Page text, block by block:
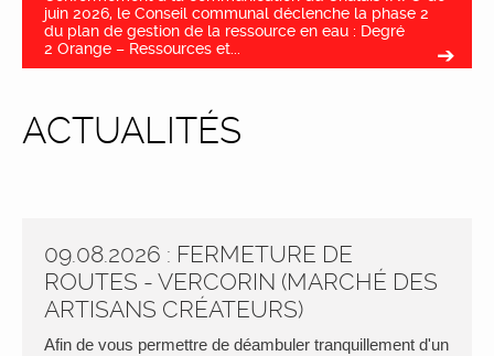
juin 2026, le Conseil communal déclenche la phase 2
du plan de gestion de la ressource en eau : Degré
2 Orange – Ressources et...
ACTUALITÉS
09.08.2026 : FERMETURE DE
ROUTES - VERCORIN (MARCHÉ DES
ARTISANS CRÉATEURS)
Afin de vous permettre de déambuler tranquillement d'un